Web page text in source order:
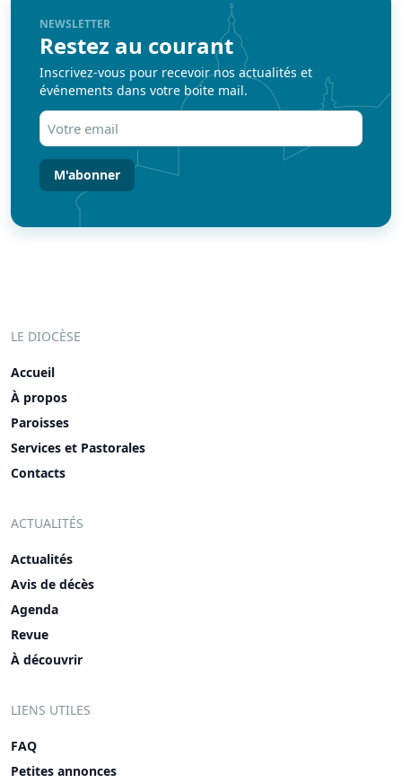
NEWSLETTER
Restez au courant
Inscrivez-vous pour recevoir nos actualités et
événements dans votre boite mail.
Votre
email
(Nécessaire)
LE DIOCÈSE
Accueil
À propos
Paroisses
Services et Pastorales
Contacts
ACTUALITÉS
Actualités
Avis de décès
Agenda
Revue
À découvrir
LIENS UTILES
FAQ
Petites annonces